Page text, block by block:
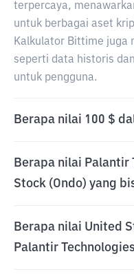
terpercaya,
untuk berbagai aset
Kalkulator Bittime juga
seperti data historis
untuk pengguna.
Berapa nilai 100 $
Berapa nilai Palantir
Stock (Ondo) yang
Berapa nilai United
Palantir